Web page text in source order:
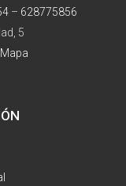
– 628775856
5